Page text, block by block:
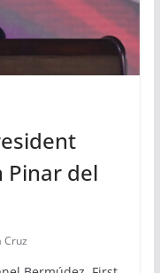
Pinar del
Cruz